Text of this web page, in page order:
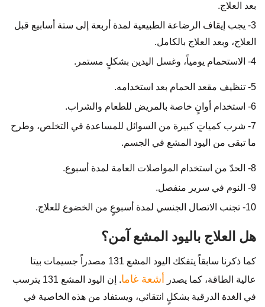
بعد العلاج.
3- يجب إيقاف الرضاعة الطبيعية لمدة أربعة إلى ستة أسابيع قبل
العلاج، وبعد العلاج بالكامل.
4- الاستحمام يومياً، وغسل اليدين بشكلٍ مستمر.
5- تنظيف مقعد الحمام بعد استخدامه.
6- استخدام أوانٍ خاصة بالمريض للطعام والشراب.
7- شرب كمياتٍ كبيرة من السوائل للمساعدة في التخلص، وطرح
ما تبقى من اليود المشع في الجسم.
8- الحدّ من استخدام المواصلات العامة لمدة أسبوع.
9- النوم في سرير منفصل.
10- تجنب الاتصال الجنسي لمدة أسبوعٍ من الخضوع للعلاج.
هل العلاج باليود المشع آمن؟
كما ذكرنا سابقاً يتفكك اليود المشع 131 مصدراً جسيمات بيتا
عالية الطاقة، كما يصدر
أشعة غاما
. إن اليود المشع 131 يترسب
في الغدة الدرقية بشكلٍ انتقائي، ويستفاد من هذه الخاصية في